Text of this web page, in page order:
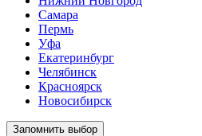
Самара
Пермь
Уфа
Екатеринбург
Челябинск
Красноярск
Новосибирск
Запомнить выбор